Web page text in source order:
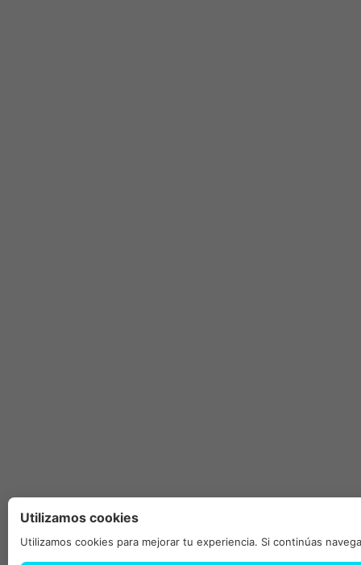
Utilizamos cookies
Utilizamos cookies para mejorar tu experiencia. Si continúas